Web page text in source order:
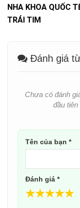
NHA KHOA QUỐC
TRÁI TIM
Đánh giá
Chưa có đánh
đầu
Tên của bạn *
Đánh giá *
★
★
★
★
★